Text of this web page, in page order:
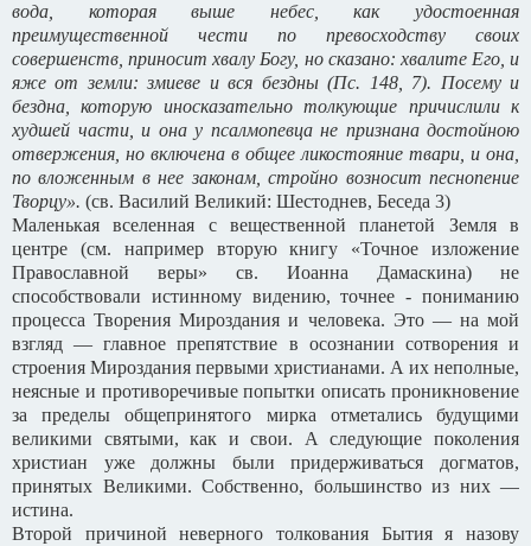
вода, которая выше небес, как удостоенная
преимущественной чести по превосходству своих
совершенств, приносит хвалу Богу, но сказано: хвалите Его, и
яже от земли: змиеве и вся бездны (Пс. 148, 7). Посему и
бездна, которую иносказательно толкующие причислили к
худшей части, и она у псалмопевца не признана достойною
отвержения, но включена в общее ликостояние твари, и она,
по вложенным в нее законам, стройно возносит песнопение
Творцу». (св. Василий Великий: Шестоднев, Беседа 3)
Маленькая вселенная с вещественной планетой Земля в
центре (см. например вторую книгу «Точное изложение
Православной веры» св. Иоанна Дамаскина) не
способствовали истинному видению, точнее - пониманию
процесса Творения Мироздания и человека. Это — на мой
взгляд — главное препятствие в осознании сотворения и
строения Мироздания первыми христианами. А их неполные,
неясные и противоречивые попытки описать проникновение
за пределы общепринятого мирка отметались будущими
великими святыми, как и свои. А следующие поколения
христиан уже должны были придерживаться догматов,
принятых Великими. Собственно, большинство из них —
истина.
Второй причиной неверного толкования Бытия я назову